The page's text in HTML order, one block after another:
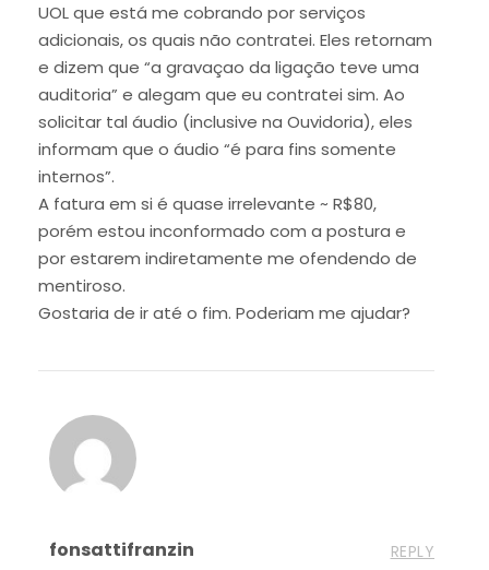
UOL que está me cobrando por serviços
adicionais, os quais não contratei. Eles retornam
e dizem que “a gravaçao da ligação teve uma
auditoria” e alegam que eu contratei sim. Ao
solicitar tal áudio (inclusive na Ouvidoria), eles
informam que o áudio “é para fins somente
internos”.
A fatura em si é quase irrelevante ~ R$80,
porém estou inconformado com a postura e
por estarem indiretamente me ofendendo de
mentiroso.
Gostaria de ir até o fim. Poderiam me ajudar?
fonsattifranzin REPLY